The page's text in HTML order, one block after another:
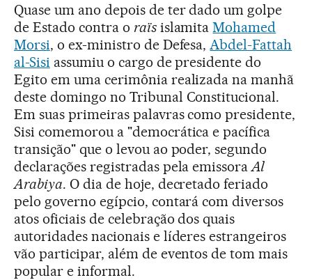
Quase um ano depois de ter dado um golpe
de Estado contra o raïsislamitaMohamed
Morsi, o ex-ministro de Defesa, Abdel-Fattah
al-Sisi assumiu o cargo de presidente do
Egito em uma cerimônia realizada na manhã
deste domingo no Tribunal Constitucional.
Em suas primeiras palavras como presidente,
Sisi comemorou a "democrática e pacífica
transição" que o levou ao poder, segundo
declarações registradas pela emissoraAl
Arabiya. O dia de hoje, decretado feriado
pelo governo egípcio, contará com diversos
atos oficiais de celebração dos quais
autoridades nacionais e líderes estrangeiros
vão participar, além de eventos de tom mais
popular e informal.